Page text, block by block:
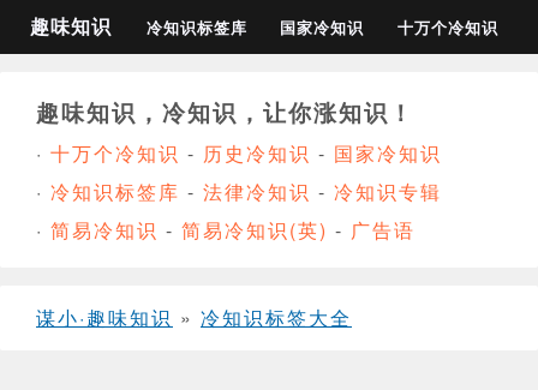
趣味知识 冷知识标签库 国家冷知识 十万个冷知识
趣味知识，冷知识，让你涨知识！
· 十万个冷知识 - 历史冷知识 - 国家冷知识
· 冷知识标签库 - 法律冷知识 - 冷知识专辑
· 简易冷知识 - 简易冷知识(英) - 广告语
谋小·趣味知识 » 冷知识标签大全